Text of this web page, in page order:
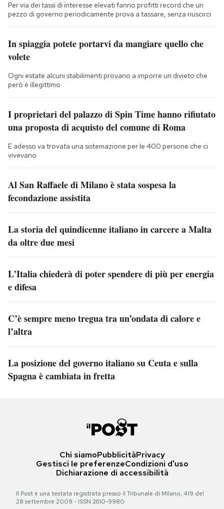
Per via dei tassi di interesse elevati fanno profitti record che un
pezzo di governo periodicamente prova a tassare, senza riuscirci
In spiaggia potete portarvi da mangiare quello che
volete
Ogni estate alcuni stabilimenti provano a imporre un divieto che
però è illegittimo
I proprietari del palazzo di Spin Time hanno rifiutato
una proposta di acquisto del comune di Roma
E adesso va trovata una sistemazione per le 400 persone che ci
vivevano
Al San Raffaele di Milano è stata sospesa la
fecondazione assistita
La storia del quindicenne italiano in carcere a Malta
da oltre due mesi
L’Italia chiederà di poter spendere di più per energia
e difesa
C’è sempre meno tregua tra un’ondata di calore e
l’altra
La posizione del governo italiano su Ceuta e sulla
Spagna è cambiata in fretta
Chi siamoPubblicitàPrivacy
Gestisci le preferenzeCondizioni d'uso
Dichiarazione di accessibilità
Il Post è una testata registrata presso il Tribunale di Milano, 419 del
28 settembre 2009 - ISSN 2610-9980